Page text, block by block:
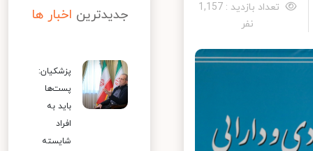
تعداد بازدید : 1,157
نفر
جدیدترین اخبار ها
پزشکیان:
پست‌ها
باید به
افراد
شایسته